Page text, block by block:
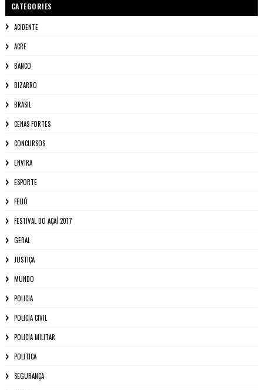
CATEGORIES
ACIDENTE
ACRE
BANCO
BIZARRO
BRASIL
CENAS FORTES
CONCURSOS
ENVIRA
ESPORTE
FEIJÓ
FESTIVAL DO AÇAÍ 2017
GERAL
JUSTIÇA
MUNDO
POLICIA
POLICIA CIVIL
POLICIA MILITAR
POLITICA
SEGURANÇA